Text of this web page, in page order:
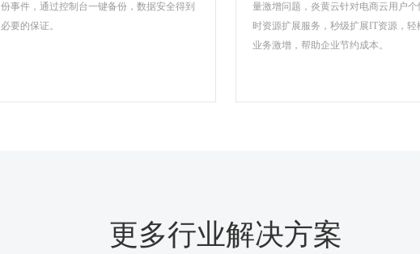
份事件，通过控制台一键备份，数据安全得到
必要的保证。
量激增问题，炎黄云针对电商云用户个
时资源扩展服务，秒级扩展IT资源，轻
业务激增，帮助企业节约成本。
更多行业解决方案